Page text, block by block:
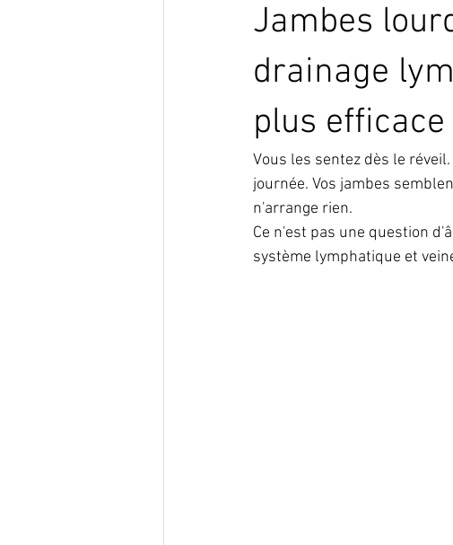
Jambes
drainage
plus efficace
Vous les sentez dès le
journée. Vos jambes
n'arrange rien.
Ce n'est pas une question
système lymphatique et